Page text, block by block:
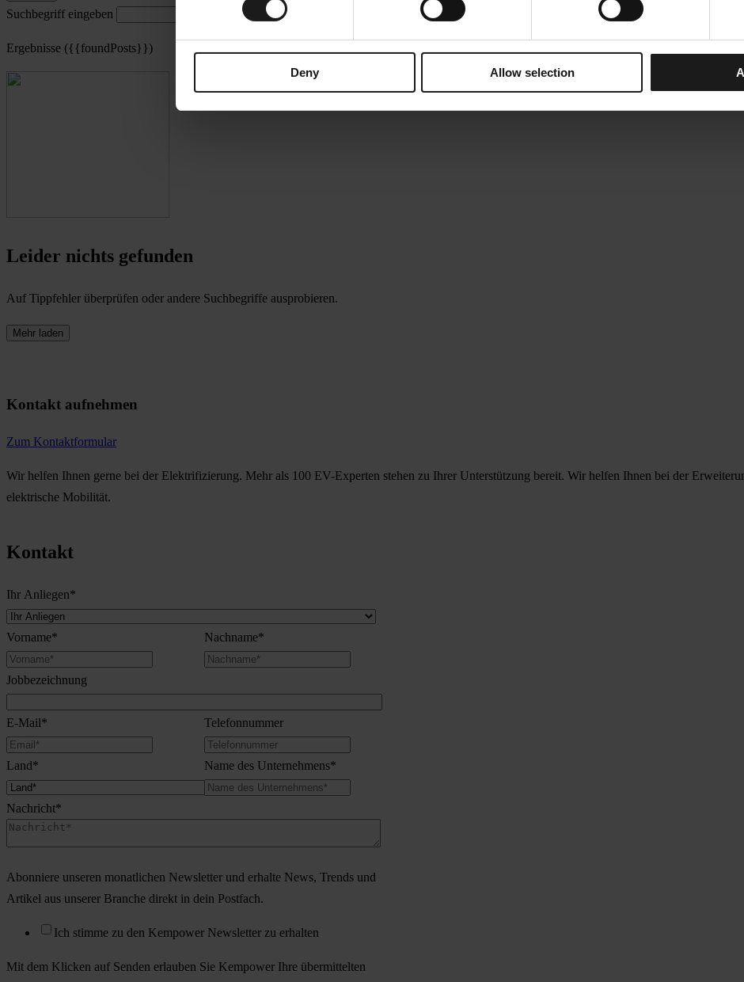
Deny Allow selection
Suchbegriff eingeben
Ergebnisse ({{foundPosts}})
Leider nichts gefunden
Auf Tippfehler überprüfen oder andere Suchbegriffe ausprobieren.
Mehr laden
Kontakt aufnehmen
Zum Kontaktformular
Wir helfen Ihnen gerne bei der Elektrifizierung. Mehr als 100 EV-Experten stehen zu Ihrer Unterstützung bereit. Wir helfen Ihnen bei der
elektrische Mobilität.
Kontakt
Ihr Anliegen*
Vorname* Nachname*
Jobbezeichnung
E-Mail* Telefonnummer
Land* Name des Unternehmens*
Nachricht*
Abonniere unseren monatlichen Newsletter und erhalte News, Trends und
Artikel aus unserer Branche direkt in dein Postfach.
Ich stimme zu den Kempower Newsletter zu erhalten
Mit dem Klicken auf Senden erlauben Sie Kempower Ihre übermittelten